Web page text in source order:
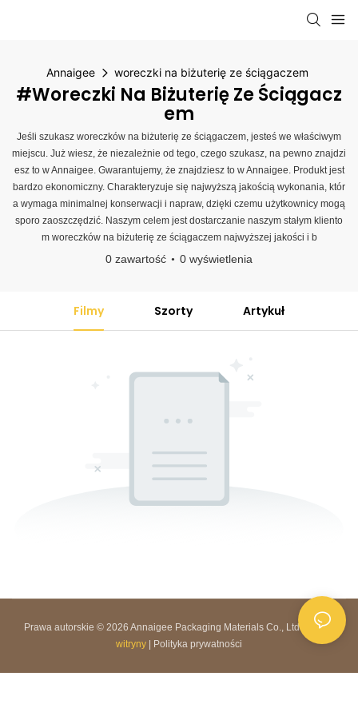
Annaigee woreczki na biżuterię ze ściągaczem
#woreczki Na Biżuterię Ze Ściągacz
Em
Jeśli szukasz woreczków na biżuterię ze ściągaczem, jesteś we właściwym
miejscu. Już wiesz, że niezależnie od tego, czego szukasz, na pewno znajdzi
esz to w Annaigee. Gwarantujemy, że znajdziesz to w Annaigee. Produkt jest
bardzo ekonomiczny. Charakteryzuje się najwyższą jakością wykonania, któr
a wymaga minimalnej konserwacji i napraw, dzięki czemu użytkownicy mogą
sporo zaoszczędzić. Naszym celem jest dostarczanie naszym stałym kliento
m woreczków na biżuterię ze ściągaczem najwyższej jakości i b
0 zawartość 0 wyświetlenia
Filmy Szorty Artykuł
Prawa autorskie © 2026 Annaigee Packaging Materials Co., Ltd. |
Mapa
witryny | Polityka prywatności